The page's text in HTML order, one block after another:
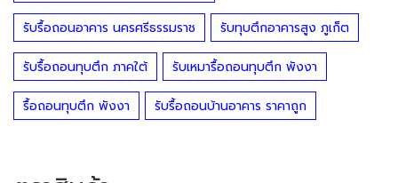
รับรื้อถอนอาคาร นครศรีธรรมราช รับทุบตึกอาคารสูง ภูเก็ต
รับรื้อถอนทุบตึก ภาคใต้ รับเหมารื้อถอนทุบตึก พังงา
รื้อถอนทุบตึก พังงา รับรื้อถอนบ้านอาคาร ราคาถูก